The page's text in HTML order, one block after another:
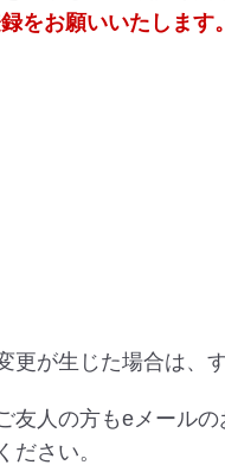
をお願いいたします。
が生じた場合は、
友人の方もeメール
ださい。